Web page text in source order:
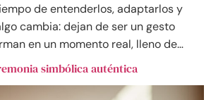
de entenderlos, adaptarlos y
cambia: dejan de ser un gesto
en un momento real, lleno de…
simbólica auténtica